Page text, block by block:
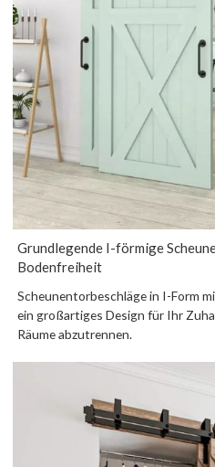
Grundlegende I-förmige
Bodenfreiheit
Scheunentorbeschläge in I-Form
ein großartiges Design für Ihr
Räume abzutrennen.